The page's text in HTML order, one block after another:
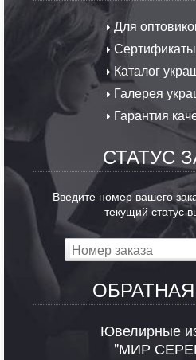
Для
Сертификаты
Каталог
Галерея
Гарантия
СТАТУС
Введите номер вашего
текущий статус
Ювелирные
"МИР